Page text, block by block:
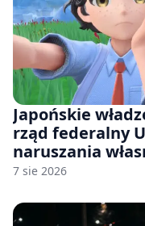
Japońskie
rząd federalny
naruszania
japońskich gier i
7 sie 2026